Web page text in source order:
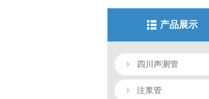
产品展示
四川声测管
注浆管